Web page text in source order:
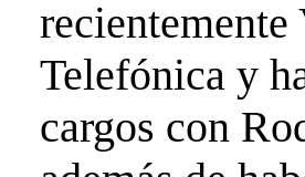
recientemente
Telefónica y
cargos con